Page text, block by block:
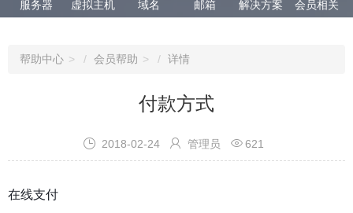
服务器 虚拟主机 域名 邮箱 解决方案 会员相关
帮助中心 会员帮助 详情
付款方式
 2018-02-24  管理员  621
在线支付